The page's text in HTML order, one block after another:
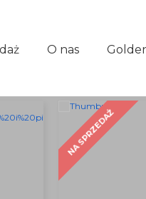
O nas
NA SPRZEDAŻ